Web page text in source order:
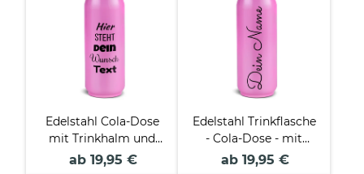
Edelstahl Cola-Dose
mit Trinkhalm und
Wunschtext - 4
ab 19,95 €
Edelstahl Trinkflasche
- Cola-Dose - mit
Name gestalten -
ab 19,95 €